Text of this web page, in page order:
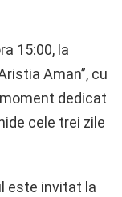
15:00, la
Aman”, cu
dedicat
cele trei zile
este invitat la